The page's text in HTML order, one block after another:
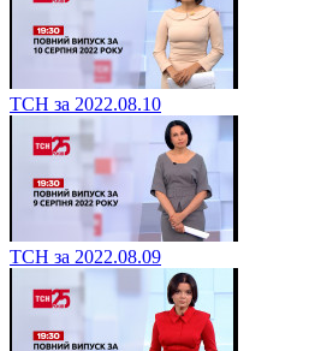
ТСН за 2022.08.10
ТСН за 2022.08.09